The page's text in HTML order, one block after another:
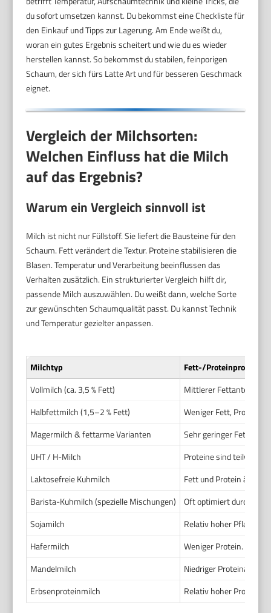
du sofort umsetzen kannst. Du bekommst eine Checkliste für
den Einkauf und Tipps zur Lagerung. Am Ende weißt du,
woran ein gutes Ergebnis scheitert und wie du es wieder
herstellen kannst. So bekommst du stabilen, feinporigen
Schaum, der sich fürs Latte Art und für besseren Geschmack
eignet.
Vergleich der Milchsorten:
Welchen Einfluss hat die Milch
auf das Ergebnis?
Warum ein Vergleich sinnvoll ist
Milch ist nicht nur Füllstoff. Sie liefert die Bausteine für den
Schaum. Fett verändert die Textur. Proteine stabilisieren die
Blasen. Temperatur und Verarbeitung beeinflussen das
Verhalten zusätzlich. Ein strukturierter Vergleich hilft dir,
passende Milch auszuwählen. Du weißt dann, welche Sorte
zur gewünschten Schaumqualität passt. Du kannst Technik
und Temperatur gezielter anpassen.
Milchtyp
Fett-/Proteinprofil
Vollmilch (ca. 3,5 % Fett)
Mittlerer Fettanteil,
Halbfettmilch (1,5–2 % Fett)
Weniger Fett, Protein
Magermilch & fettarme Varianten
Sehr geringer
UHT / H-Milch
Proteine sind teilweise
Laktosefreie Kuhmilch
Fett und Protein
Barista-Kuhmilch (spezielle Mischungen)
Oft optimiert durch
Sojamilch
Relativ hoher
Hafermilch
Weniger Protein. Beta-
Mandelmilch
Niedriger Proteinanteil,
Erbsenproteinmilch
Relativ hoher